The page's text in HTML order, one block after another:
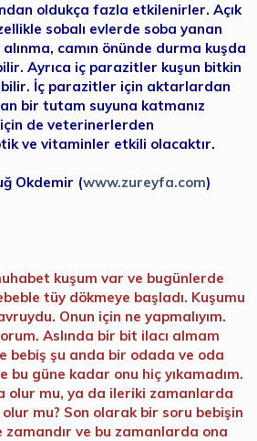
oldukça fazla etkilenirler. Açık
sobalı evlerde soba yanan
camın önünde durma kuşda
Ayrıca iç parazitler kuşun bitkin
İç parazitler için aktarlardan
bir tutam suyuna katmanız
de veterinerlerden
ve vitaminler etkili olacaktır.
Okdemir (www.zureyfa.com)
kuşum var ve bugünlerde
tüy dökmeye başladı. Kuşumu
Onun için ne yapmalıyım.
Aslında bir bit ilacı almam
bebiş şu anda bir odada ve oda
bu güne kadar onu hiç yıkamadım.
olur mu, ya da ileriki zamanlarda
mu? Son olarak bir soru bebişin
zamandır ve bu zamanlarda ona